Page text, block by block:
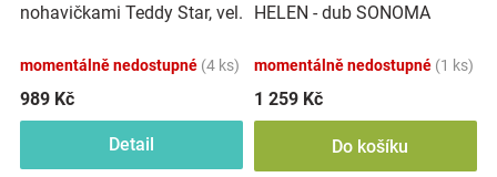
nohavičkami Teddy Star, vel.
momentálně nedostupné (4 ks)
989 Kč
Detail
HELEN - dub SONOMA
momentálně nedostupné (1 ks)
1 259 Kč
Do košíku